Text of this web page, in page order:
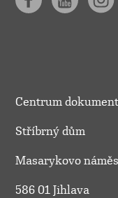
Centrum
Stříbrný dům
Masarykovo
586 01 Jihlava